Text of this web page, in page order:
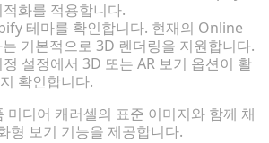
화를 적용합니다.
테마를 확인합니다. 현재의 Online
기본적으로 3D 렌더링을 지원합니다.
설정에서 3D 또는 AR 보기 옵션이 활
확인합니다.
미디어 캐러셀의 표준 이미지와 함께 채
형 보기 기능을 제공합니다.